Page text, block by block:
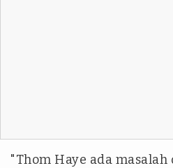
"Thom Haye ada masalah